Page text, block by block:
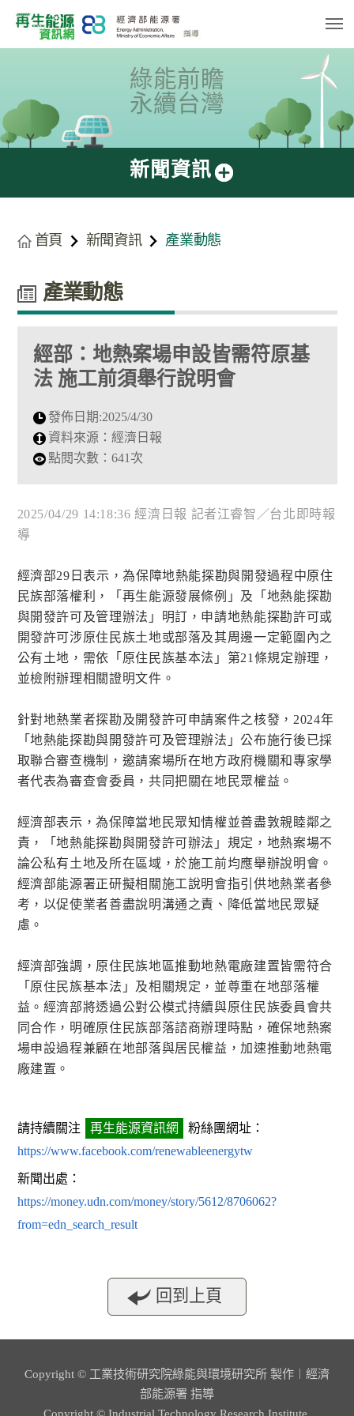
綠能前瞻
永續台灣
新聞資訊
首頁 新聞資訊 產業動態
產業動態
經部：地熱案場申設皆需符原基
法 施工前須舉行說明會
發佈日期:2025/4/30
資料來源： 經濟日報
點閱次數： 641次
2025/04/29 14:18:36 經濟日報 記者江睿智／台北即時報
導
經濟部29日表示，為保障地熱能探勘與開發過程中原住
民族部落權利，「再生能源發展條例」及「地熱能探勘
與開發許可及管理辦法」明訂，申請地熱能探勘許可或
開發許可涉原住民族土地或部落及其周邊一定範圍內之
公有土地，需依「原住民族基本法」第21條規定辦理，
並檢附辦理相關證明文件。
針對地熱業者探勘及開發許可申請案件之核發，2024年
「地熱能探勘與開發許可及管理辦法」公布施行後已採
取聯合審查機制，邀請案場所在地方政府機關和專家學
者代表為審查會委員，共同把關在地民眾權益。
經濟部表示，為保障當地民眾知情權並善盡敦親睦鄰之
責，「地熱能探勘與開發許可辦法」規定，地熱案場不
論公私有土地及所在區域，於施工前均應舉辦說明會。
經濟部能源署正研擬相關施工說明會指引供地熱業者參
考，以促使業者善盡說明溝通之責、降低當地民眾疑
慮。
經濟部強調，原住民族地區推動地熱電廠建置皆需符合
「原住民族基本法」及相關規定，並尊重在地部落權
益。經濟部將透過公對公模式持續與原住民族委員會共
同合作，明確原住民族部落諮商辦理時點，確保地熱案
場申設過程兼顧在地部落與居民權益，加速推動地熱電
廠建置。
請持續關注 再生能源資訊網
粉絲團網址：
https://www.facebook.com/renewableenergytw
新聞出處：
https://money.udn.com/money/story/5612/8706062?
from=edn_search_result
回到上頁
Copyright © 工業技術研究院綠能與環境研究所 製作︱經濟
部能源署 指導
Copyright © Industrial Technology Research Institute.